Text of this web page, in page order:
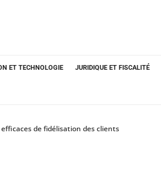
ET TECHNOLOGIE JURIDIQUE ET FISCALITÉ
de fidélisation des clients